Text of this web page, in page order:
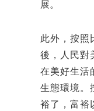
展。
此外，按照
後，人民對
在美好生活
生態環境。
裕了，富裕